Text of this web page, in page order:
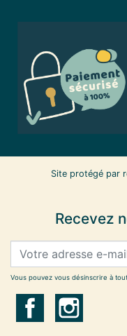
Site protégé par
Recevez
Vous pouvez vous désinscrire à